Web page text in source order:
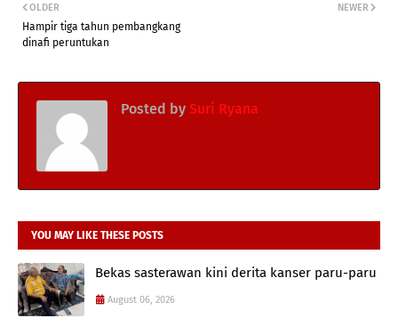
NEWER
OLDER
Hampir tiga tahun pembangkang
dinafi peruntukan
Posted by Suri Ryana
YOU MAY LIKE THESE POSTS
Bekas sasterawan kini derita kanser paru-paru
August 06, 2026